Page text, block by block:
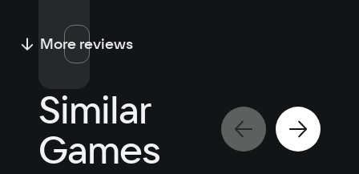
More reviews
Similar
Games